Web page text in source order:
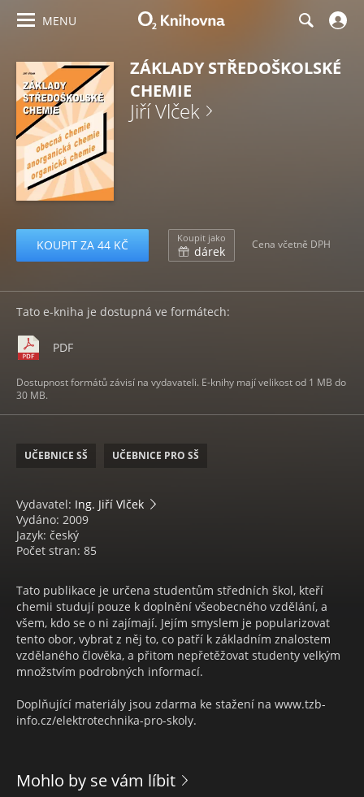
MENU
ZÁKLADY STŘEDOŠKOLSKÉ
CHEMIE
Jiří Vlček
KOUPIT ZA 44 KČ Koupit jako
dárek Cena včetně DPH
Tato e-kniha je dostupná ve formátech:
PDF
Dostupnost formátů závisí na vydavateli. E-knihy mají velikost od 1 MB do
30 MB.
UČEBNICE SŠ UČEBNICE PRO SŠ
Vydavatel: Ing. Jiří Vlček
Vydáno: 2009
Jazyk: český
Počet stran: 85
Tato publikace je určena studentům středních škol, kteří
chemii studují pouze k doplnění všeobecného vzdělání, a
všem, kdo se o ni zajímají. Jejím smyslem je popularizovat
tento obor, vybrat z něj to, co patří k základním znalostem
vzdělaného člověka, a přitom nepřetěžovat studenty velkým
množstvím podrobných informací.
Doplňující materiály jsou zdarma ke stažení na www.tzb-
info.cz/elektrotechnika-pro-skoly.
Mohlo by se vám líbit